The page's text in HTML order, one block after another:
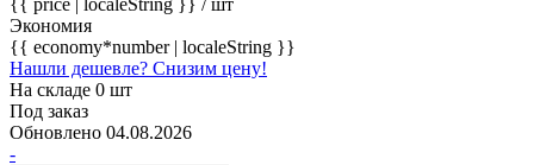
Экономия
{{ economy*number | localeString }}
Нашли дешевле? Снизим цену!
На складе 0 шт
Под заказ
Обновлено 04.08.2026
-